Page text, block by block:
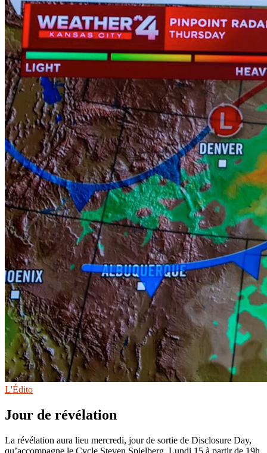
L'Édito
Jour de révélation
La révélation aura lieu mercredi, jour de sortie de Disclosure Day,
qu’accompagne le Cycle Steven Spielberg. Lundi 15 à partir de 19h,